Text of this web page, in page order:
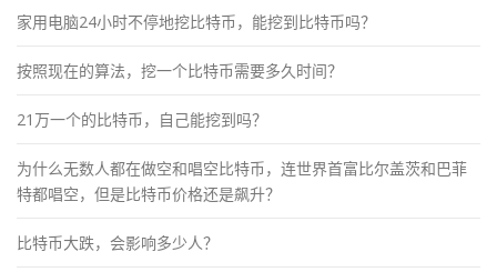
家用电脑24小时不停地挖比特币，能挖到比特币吗？
按照现在的算法，挖一个比特币需要多久时间？
21万一个的比特币，自己能挖到吗？
为什么无数人都在做空和唱空比特币，连世界首富比尔盖茨和巴菲
特都唱空，但是比特币价格还是飙升？
比特币大跌，会影响多少人？